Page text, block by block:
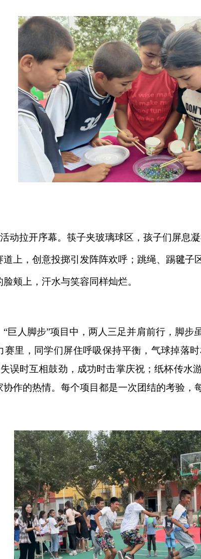
开序幕。筷子夹玻璃球区，孩子们屏息凝
上，创意投掷引发阵阵欢呼；跳绳、踢毽子
颊上，汗水与笑容同样灿烂。
“巨人脚步”项目中，两人三足并肩前行，脚步
赛里，同学们屏住呼吸保持平衡，气球掉落
误时互相鼓劲，成功时击掌庆祝；纸杯传
作的热情。每个项目都是一次团结的考验，